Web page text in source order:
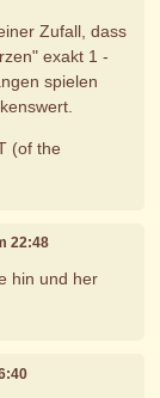
Zufall, dass
exakt 1 -
spielen
(of the
22:48
hin und her